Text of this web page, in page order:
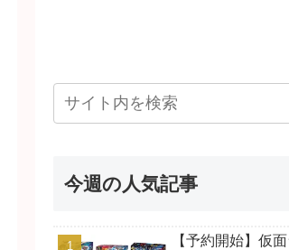
今週の人気記事
【予約開始】仮